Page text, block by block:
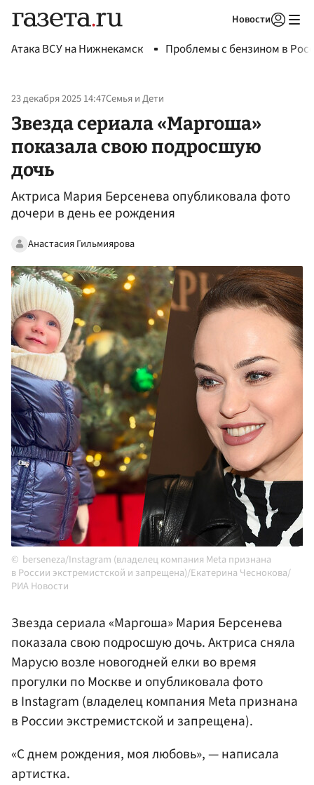
Новости
Атака ВСУ на Нижнекамск Проблемы с бензином в
23 декабря 2025 14:47Семья и Дети
Звезда сериала «Маргоша»
показала свою подросшую
дочь
Актриса Мария Берсенева опубликовала фото
дочери в день ее рождения
Анастасия Гильмиярова
berseneza/Instagram (владелец компания Meta признана
в России экстремистской и запрещена)/Екатерина Чеснокова/
РИА Новости
Звезда сериала «Маргоша» Мария Берсенева
показала свою подросшую дочь. Актриса сняла
Марусю возле новогодней елки во время
прогулки по Москве и опубликовала фото
в Instagram (владелец компания Meta признана
в России экстремистской и запрещена).
«С днем рождения, моя любовь», — написала
артистка.